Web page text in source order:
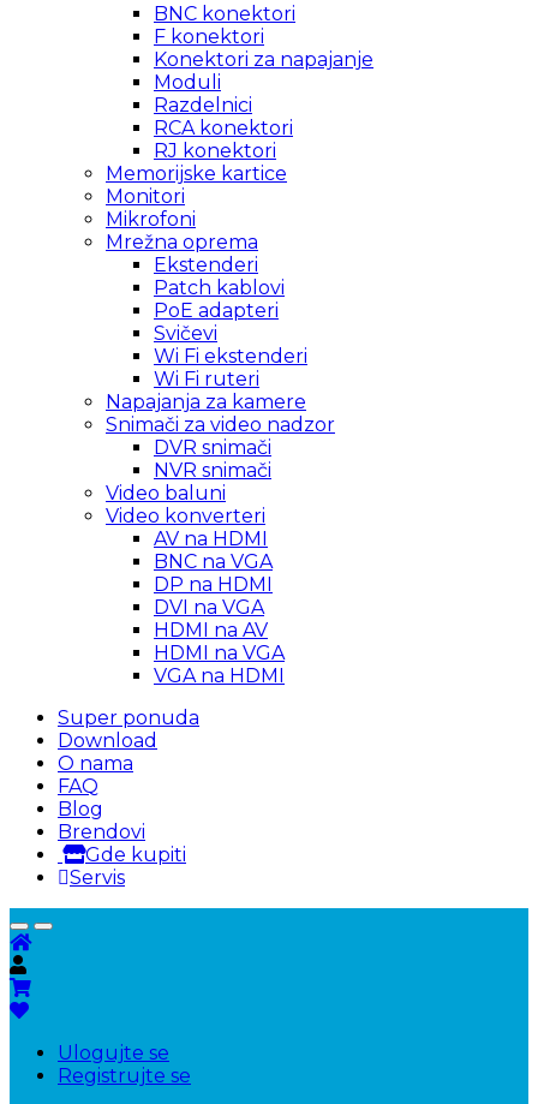
BNC konektori
F konektori
Konektori za napajanje
Moduli
Razdelnici
RCA konektori
RJ konektori
Memorijske kartice
Monitori
Mikrofoni
Mrežna oprema
Ekstenderi
Patch kablovi
PoE adapteri
Svičevi
Wi Fi ekstenderi
Wi Fi ruteri
Napajanja za kamere
Snimači za video nadzor
DVR snimači
NVR snimači
Video baluni
Video konverteri
AV na HDMI
BNC na VGA
DP na HDMI
DVI na VGA
HDMI na AV
HDMI na VGA
VGA na HDMI
Super ponuda
Download
O nama
FAQ
Blog
Brendovi
Gde kupiti
Servis
Ulogujte se
Registrujte se